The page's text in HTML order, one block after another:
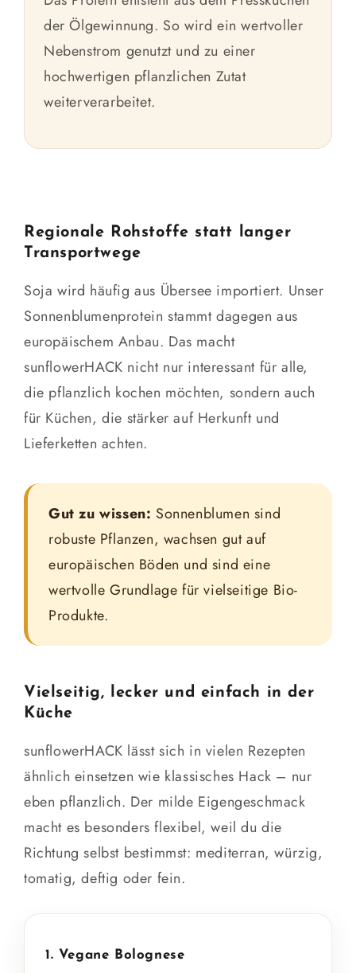
der Ölgewinnung. So wird ein wertvoller
Nebenstrom genutzt und zu einer
hochwertigen pflanzlichen Zutat
weiterverarbeitet.
Regionale Rohstoffe statt langer
Transportwege
Soja wird häufig aus Übersee importiert. Unser
Sonnenblumenprotein stammt dagegen aus
europäischem Anbau. Das macht
sunflowerHACK nicht nur interessant für alle,
die pflanzlich kochen möchten, sondern auch
für Küchen, die stärker auf Herkunft und
Lieferketten achten.
Gut zu wissen: Sonnenblumen sind
robuste Pflanzen, wachsen gut auf
europäischen Böden und sind eine
wertvolle Grundlage für vielseitige Bio-
Produkte.
Vielseitig, lecker und einfach in der
Küche
sunflowerHACK lässt sich in vielen Rezepten
ähnlich einsetzen wie klassisches Hack – nur
eben pflanzlich. Der milde Eigengeschmack
macht es besonders flexibel, weil du die
Richtung selbst bestimmst: mediterran, würzig,
tomatig, deftig oder fein.
1. Vegane Bolognese